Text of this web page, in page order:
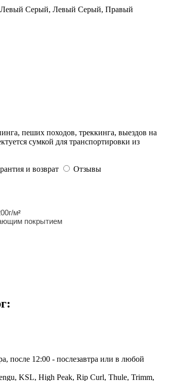
Серый, Левый Серый, Правый
пеших походов, треккинга, выездов на
сумкой для транспортировки из
и возврат
Отзывы
м²
покрытием
после 12:00 - послезавтра или в любой
KSL, High Peak, Rip Curl, Thule, Trimm,